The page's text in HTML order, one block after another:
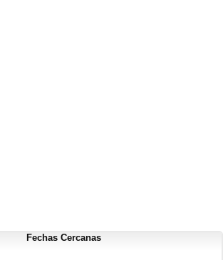
Fechas Cercanas